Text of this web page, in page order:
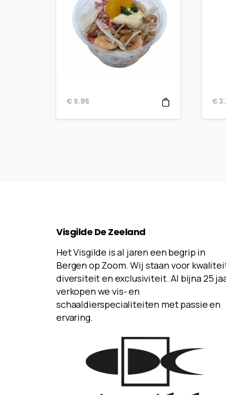
€ 5.95 €
Visgilde De Zeeland
Het Visgilde is al jaren een begrip in
Bergen op Zoom. Wij staan voor
diversiteit en exclusiviteit. Al bijna 25
verkopen we vis- en
schaaldierspecialiteiten met passie en
ervaring.